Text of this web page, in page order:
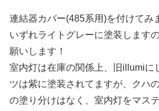
連結器カバー(485系用)を付けてみ
いずれライトグレーに塗装します
願いします！
室内灯は在庫の関係上、旧illumiに
ツは紫に塗装されてますが、クハ
の塗り分けはなく、室内灯をマス